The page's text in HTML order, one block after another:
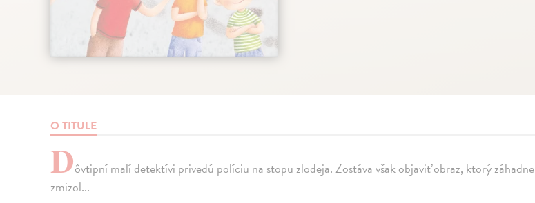
O TITULE
Dôvtipní malí detektívi privedú políciu na stopu zlodeja. Zostáva však objaviť obraz, ktorý záhadne
zmizol...